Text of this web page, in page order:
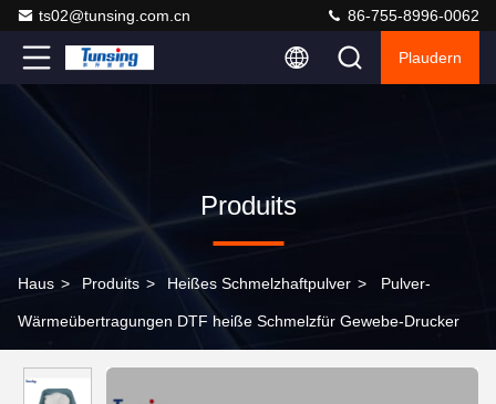
ts02@tunsing.com.cn 86-755-8996-0062
Plaudern
Produits
Haus > Produits > Heißes Schmelzhaftpulver > Pulver-
Wärmeübertragungen DTF heiße Schmelzfür Gewebe-Drucker